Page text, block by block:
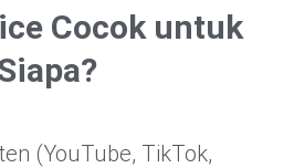
Cocok untuk
(YouTube, TikTok,